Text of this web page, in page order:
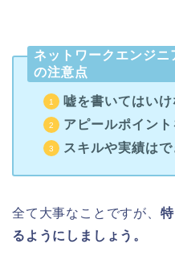
ネットワークエンジニ
の注意点
嘘を書いてはいけ
アピールポイント
スキルや実績はで
全て大事なことですが、
るようにしましょう。